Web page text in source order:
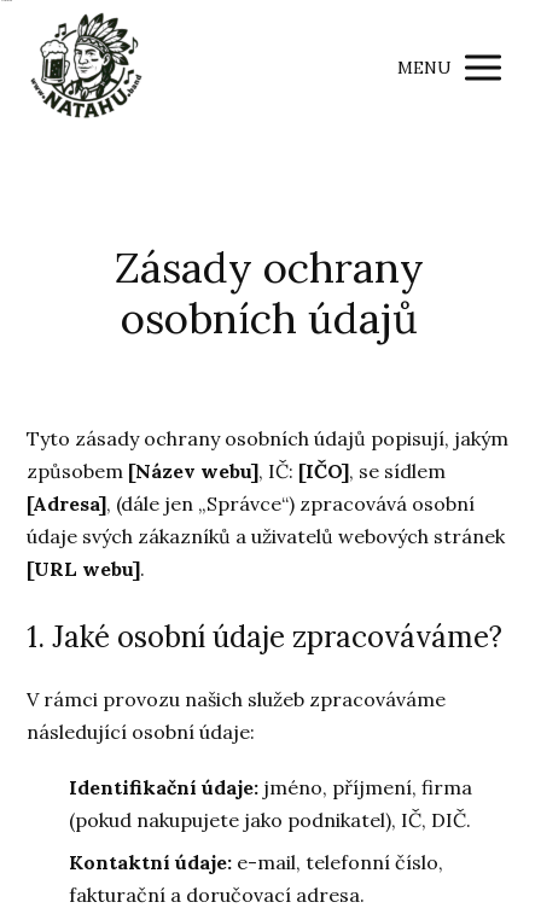
MENU
Zásady ochrany
osobních údajů
Tyto zásady ochrany osobních údajů popisují, jakým
způsobem [Název webu], IČ: [IČO], se sídlem
[Adresa], (dále jen „Správce“) zpracovává osobní
údaje svých zákazníků a uživatelů webových stránek
[URL webu].
1. Jaké osobní údaje zpracováváme?
V rámci provozu našich služeb zpracováváme
následující osobní údaje:
Identifikační údaje: jméno, příjmení, firma
(pokud nakupujete jako podnikatel), IČ, DIČ.
Kontaktní údaje: e-mail, telefonní číslo,
fakturační a doručovací adresa.